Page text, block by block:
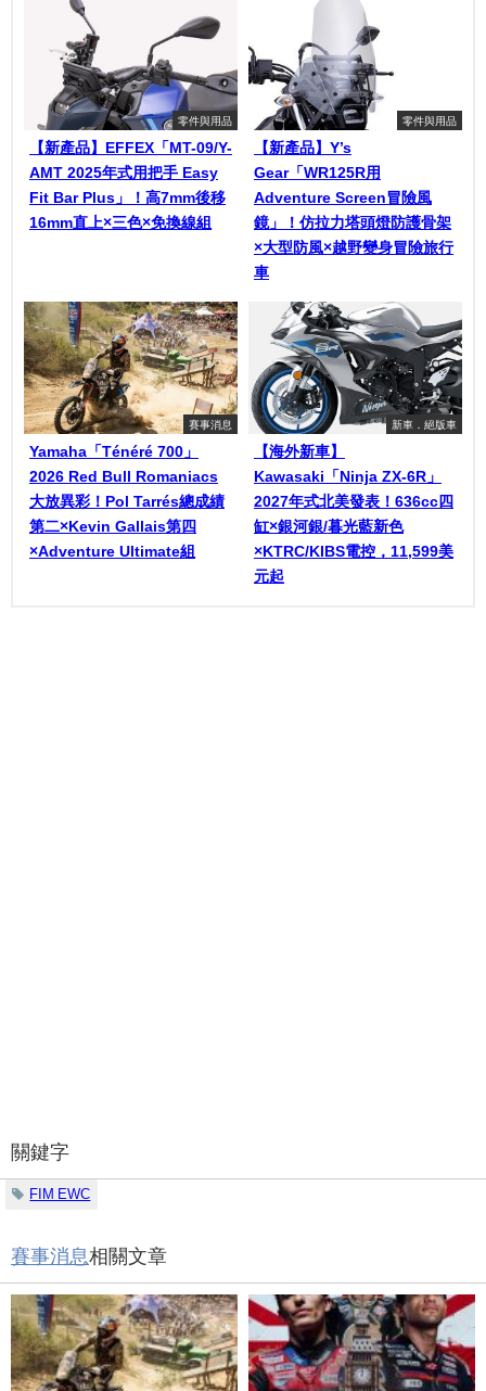
零件與用品
【新產品】EFFEX「MT-09/Y-
AMT 2025年式用把手 Easy
Fit Bar Plus」！高7mm後移
16mm直上×三色×免換線組
零件與用品
【新產品】Y’s
Gear「WR125R用
Adventure Screen冒險風
鏡」！仿拉力塔頭燈防護骨架
×大型防風×越野變身冒險旅行
車
賽事消息
Yamaha「Ténéré 700」
2026 Red Bull Romaniacs
大放異彩！Pol Tarrés總成績
第二×Kevin Gallais第四
×Adventure Ultimate組
新車．絕版車
【海外新車】
Kawasaki「Ninja ZX-6R」
2027年式北美發表！636cc四
缸×銀河銀/暮光藍新色
×KTRC/KIBS電控，11,599美
元起
關鍵字
FIM EWC
賽事消息相關文章